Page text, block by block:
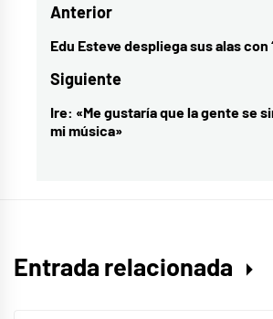
Valls
estreno
Mota
La
Mask
Navegación
de
entradas
Anterior
Entrada
anterior:
Edu Esteve despliega sus alas con
Siguiente
Entrada
siguiente:
Ire: «Me gustaría que la gente se
mi música»
Entrada relacionada